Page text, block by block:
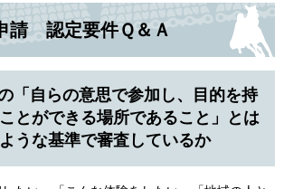
請 認定要件Ｑ＆Ａ
「自らの意思で参加し、目的を持
とができる場所であること」とは
うな基準で審査しているか